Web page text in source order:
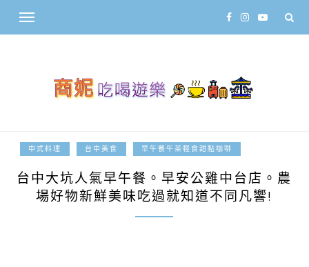
中式料理 台中美食 早午餐午茶輕食甜點咖啡
台中大坑人氣早午餐。早安公雞中台店。農
場好物新鮮美味吃過就知道不同凡響!